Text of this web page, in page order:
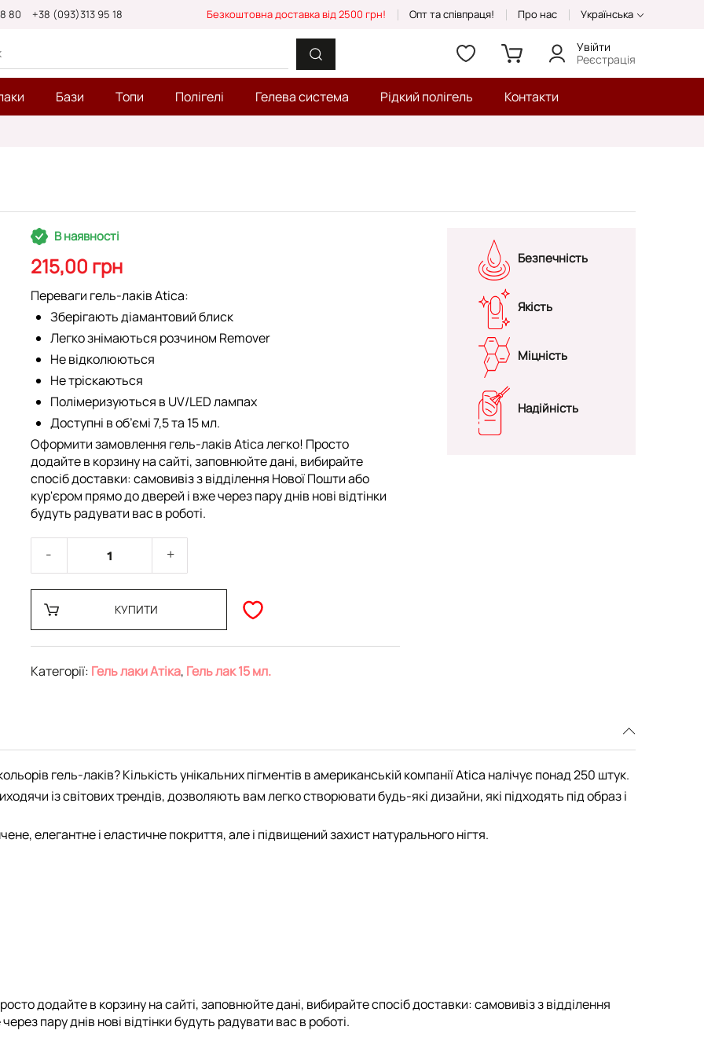
80 +38 (093)313 95 18 Безкоштовна доставка від 2500 грн! Опт та співпраця! Про нас Українська
Увійти
Реєстрація
Бази Топи Полігелі Гелева система Рідкий полігель Контакти
В наявності
215,00 грн
Переваги гель-лаків Atica:
Зберігають діамантовий блиск
Легко знімаються розчином Remover
Не відколюються
Не тріскаються
Полімеризуються в UV/LED лампах
Доступні в об’ємі 7,5 та 15 мл.
Оформити замовлення гель-лаків Atica легко! Просто
додайте в корзину на сайті, заповнюйте дані, вибирайте
спосіб доставки: самовивіз з відділення Нової Пошти або
кур'єром прямо до дверей і вже через пару днів нові відтінки
будуть радувати вас в роботі.
КУПИТИ
Категорії: Гель лаки Атіка, Гель лак 15 мл.
Безпечність
Якість
Міцність
Надійність
гель-лаків? Кількість унікальних пігментів в американській компанії Atica налічує понад 250 штук.
із світових трендів, дозволяють вам легко створювати будь-які дизайни, які підходять під образ і
елегантне і еластичне покриття, але і підвищений захист натурального нігтя.
додайте в корзину на сайті, заповнюйте дані, вибирайте спосіб доставки: самовивіз з відділення
пару днів нові відтінки будуть радувати вас в роботі.